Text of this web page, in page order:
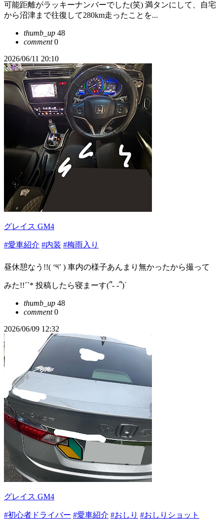
可能距離がラッキーナンバーでした(笑) 満タンにして、自宅
から沼津まで往復して280km走ったことを...
thumb_up 48
comment0
2026/06/11 20:10
グレイス GM4
#愛車紹介 #内装 #梅雨入り
昼休憩なう!!( ‘༥’ ) 車内の様子あんまり無かったから撮って
みた!!´`* 投稿したら寝まーす(՞- -՞)ᐝ
thumb_up 48
comment0
2026/06/09 12:32
グレイス GM4
#初心者ドライバー #愛車紹介 #おしり #おしりショット